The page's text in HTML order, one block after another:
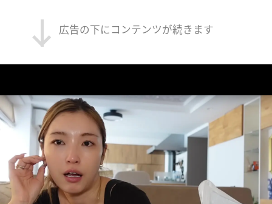
広告の下にコンテンツが続きます